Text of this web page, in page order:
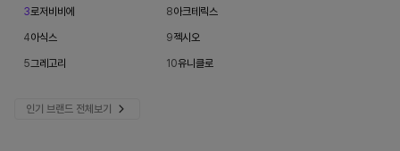
3로저비비에
4아식스
5그레고리
8아크테릭스
9젝시오
10유니클로
인기 브랜드 전체보기